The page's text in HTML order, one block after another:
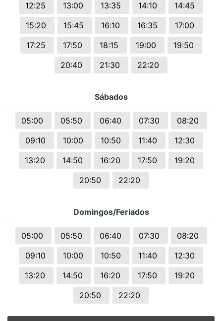
12:25
13:00 13:35 14:10
14:45
15:20
15:45 16:10 16:35
17:00
17:25
17:50 18:15 19:00
19:50
20:40
21:30 22:20
Sábados
05:00 05:50 06:40 07:30
08:20
09:10
10:00 10:50 11:40
12:30
13:20
14:50 16:20 17:50
19:20
20:50
22:20
Domingos/Feriados
05:00 05:50 06:40 07:30
08:20
09:10
10:00 10:50 11:40
12:30
13:20
14:50 16:20 17:50
19:20
20:50
22:20